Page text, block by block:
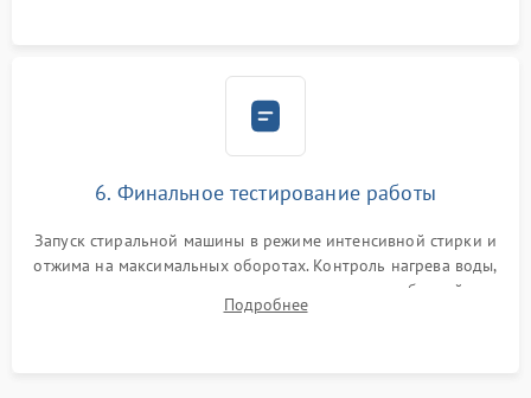
6. Финальное тестирование работы
Запуск стиральной машины в режиме интенсивной стирки и
отжима на максимальных оборотах. Контроль нагрева воды,
корректности слива, отсутствия излишних вибраций,
посторонних стуков и протечек под корпусом.
Подробнее